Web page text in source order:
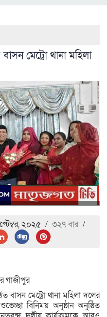
মেট্রো থানা মহিলা
২০২৫ / ৩২৭ বার /
গাজীপুর
মেট্রো থানা মহিলা দলের
বিনিময় অনুষ্ঠান অনুষ্ঠিত